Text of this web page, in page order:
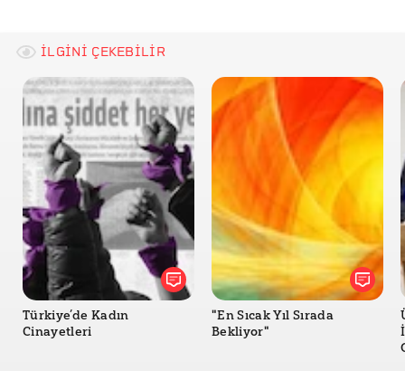
T.C. Dışişleri Bakanlığı Batum Başkonsolosluğu
Republic of Bulgaria - Ministry of Health
Travel Center
TÜİK-Merkezi Dağıtım Sistemi
İLGİNİ ÇEKEBİLİR
Türkiye’de Kadın
Cinayetleri
"En Sıcak Yıl Sırada
Bekliyor"